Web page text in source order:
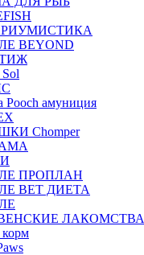
BEYOND
Poоch амуниция
Chomper
ПРОПЛАН
ВЕТ ДИЕТА
ЛАКОМСТВА